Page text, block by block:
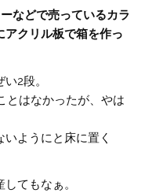
などで売っているカラ
アクリル板で箱を作っ
2段。
とはなかったが、やは
ようにと床に置く
てもなぁ。